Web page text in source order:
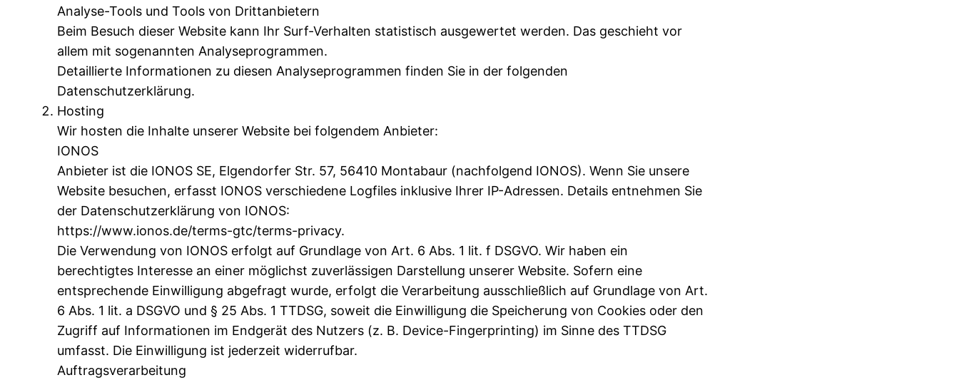
Analyse-Tools und Tools von Drittanbietern
Beim Besuch dieser Website kann Ihr Surf-Verhalten statistisch ausgewertet werden. Das geschieht vor
allem mit sogenannten Analyseprogrammen.
Detaillierte Informationen zu diesen Analyseprogrammen finden Sie in der folgenden
Datenschutzerklärung.
Hosting
Wir hosten die Inhalte unserer Website bei folgendem Anbieter:
IONOS
Anbieter ist die IONOS SE, Elgendorfer Str. 57, 56410 Montabaur (nachfolgend IONOS). Wenn Sie unsere
Website besuchen, erfasst IONOS verschiedene Logfiles inklusive Ihrer IP-Adressen. Details entnehmen Sie
der Datenschutzerklärung von IONOS:
https://www.ionos.de/terms-gtc/terms-privacy.
Die Verwendung von IONOS erfolgt auf Grundlage von Art. 6 Abs. 1 lit. f DSGVO. Wir haben ein
berechtigtes Interesse an einer möglichst zuverlässigen Darstellung unserer Website. Sofern eine
entsprechende Einwilligung abgefragt wurde, erfolgt die Verarbeitung ausschließlich auf Grundlage von Art.
6 Abs. 1 lit. a DSGVO und § 25 Abs. 1 TTDSG, soweit die Einwilligung die Speicherung von Cookies oder den
Zugriff auf Informationen im Endgerät des Nutzers (z. B. Device-Fingerprinting) im Sinne des TTDSG
umfasst. Die Einwilligung ist jederzeit widerrufbar.
Auftragsverarbeitung